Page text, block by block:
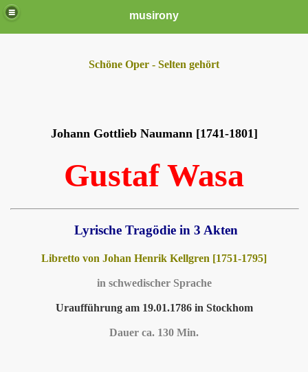
musirony
Schöne Oper - Selten gehört
Johann Gottlieb Naumann [1741-1801]
Gustaf Wasa
Lyrische Tragödie in 3 Akten
Libretto von Johan Henrik Kellgren [1751-1795]
in schwedischer Sprache
Uraufführung am 19.01.1786 in Stockhom
Dauer ca. 130 Min.